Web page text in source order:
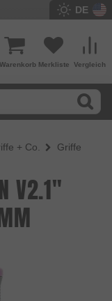
DE
Vergleich
Merkliste
Warenkorb
+ Co.
Griffe
V2.1"